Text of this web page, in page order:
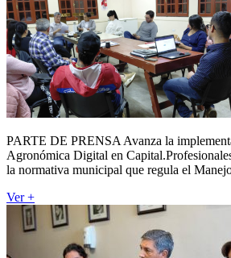
PARTE DE PRENSA Avanza la
Agronómica Digital en
la normativa municipal que regula el
Ver +